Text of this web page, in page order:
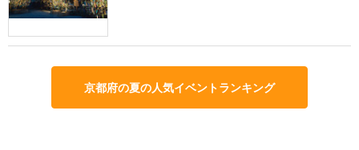
京都府の夏の人気イベントランキング